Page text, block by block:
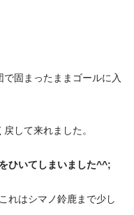
固まったままゴールに入
して来れました。
ひいてしまいました^^;
れはシマノ鈴鹿まで少し